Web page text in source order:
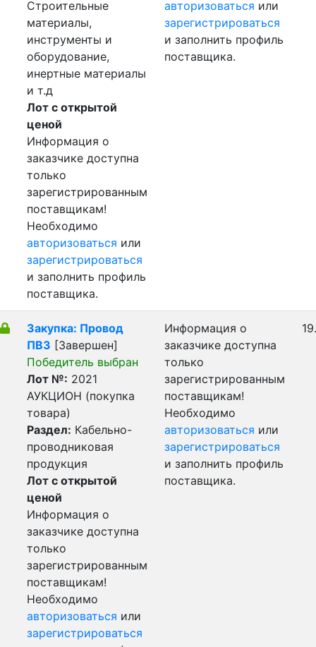
Строительные
материалы,
инструменты и
оборудование,
инертные материалы
и т.д
Лот с открытой
ценой
Информация о
заказчике доступна
только
зарегистрированным
поставщикам!
Необходимо
авторизоваться или
зарегистрироваться
и заполнить профиль
поставщика.
авторизоваться или
зарегистрироваться
и заполнить профиль
поставщика.
Закупка: Провод
ПВ3 [Завершен]
Победитель выбран
Лот №: 2021
АУКЦИОН (покупка
товара)
Раздел: Кабельно-
проводниковая
продукция
Лот с открытой
ценой
Информация о
заказчике доступна
только
зарегистрированным
поставщикам!
Необходимо
авторизоваться или
зарегистрироваться
Информация о
заказчике доступна
только
зарегистрированным
поставщикам!
Необходимо
авторизоваться или
зарегистрироваться
и заполнить профиль
поставщика.